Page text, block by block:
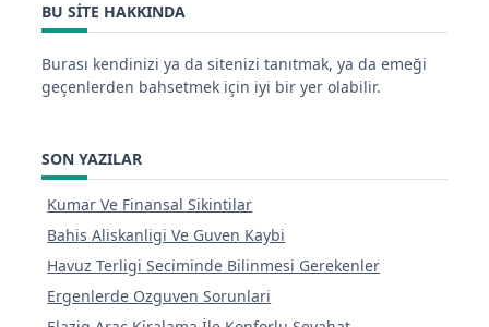
BU SITE HAKKINDA
Burası kendinizi ya da sitenizi tanıtmak, ya da emeği
geçenlerden bahsetmek için iyi bir yer olabilir.
SON YAZILAR
Kumar Ve Finansal Sikintilar
Bahis Aliskanligi Ve Guven Kaybi
Havuz Terligi Seciminde Bilinmesi Gerekenler
Ergenlerde Ozguven Sorunlari